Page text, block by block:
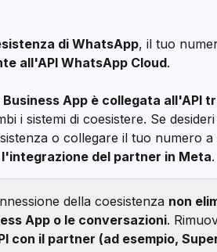
di WhatsApp, il tuo
all'API WhatsApp Cloud.
App è collegata all'API
i sistemi di coesistere. Se
o collegare il tuo numero
del partner in Meta.
della coesistenza non
App o le conversazioni.
con il partner (ad esempio,